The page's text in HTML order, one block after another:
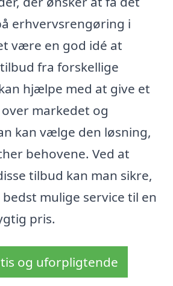
erhvervsrengøring i
være en god idé at
fra forskellige
hjælpe med at give et
markedet og
kan vælge den løsning,
behovene. Ved at
tilbud kan man sikre,
mulige service til en
pris.
og uforpligtende